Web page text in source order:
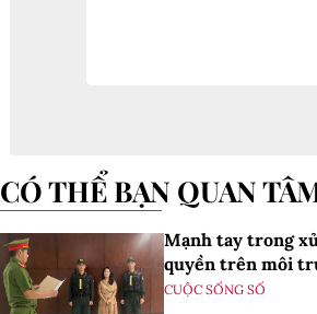
CÓ THỂ BẠN QUAN
Mạnh tay trong
quyền trên môi
CUỘC SỐNG SỐ